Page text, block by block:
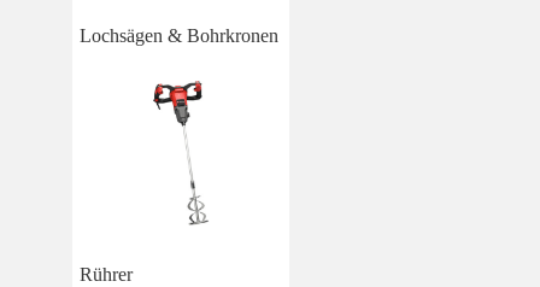
Lochsägen & Bohrkronen
Rührer